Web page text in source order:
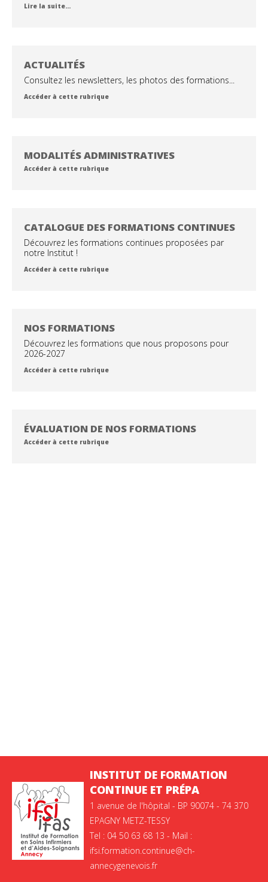
Lire la suite…
ACTUALITÉS
Consultez les newsletters, les photos des formations...
Accéder à cette rubrique
MODALITÉS ADMINISTRATIVES
Accéder à cette rubrique
CATALOGUE DES FORMATIONS CONTINUES
Découvrez les formations continues proposées par
notre Institut !
Accéder à cette rubrique
NOS FORMATIONS
Découvrez les formations que nous proposons pour
2026-2027
Accéder à cette rubrique
ÉVALUATION DE NOS FORMATIONS
Accéder à cette rubrique
INSTITUT DE FORMATION
CONTINUE ET PRÉPA
1 avenue de l'hôpital - BP 90074 - 74 370
EPAGNY METZ-TESSY
Tel : 04 50 63 68 13 - Mail :
ifsi.formation.continue@ch-
annecygenevois.fr